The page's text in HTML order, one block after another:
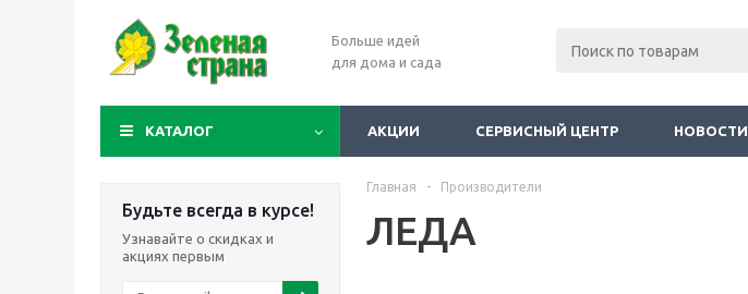
Больше идей
для дома и сада
КАТАЛОГ АКЦИИ СЕРВИСНЫЙ ЦЕНТР НОВОСТИ
Будьте всегда в курсе!
Узнавайте о скидках и
акциях первым
Главная - Производители
ЛЕДА